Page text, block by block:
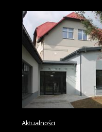
Aktualności